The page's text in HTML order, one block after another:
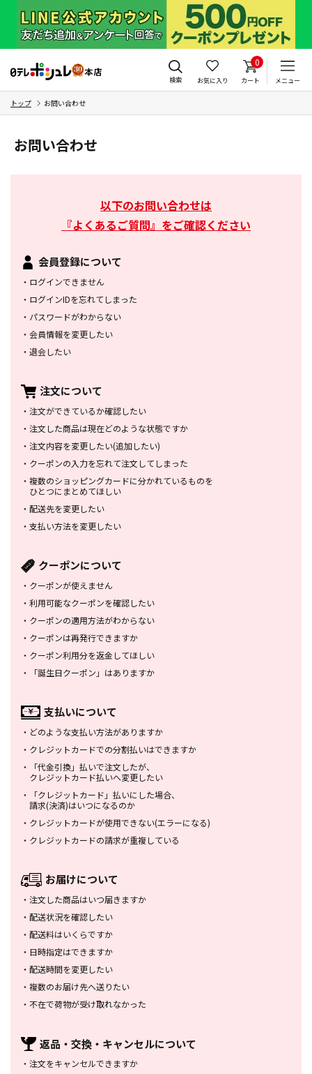
検索 お気に入り
0
カート メニュー
トップ お問い合わせ
お問い合わせ
以下のお問い合わせは
『よくあるご質問』をご確認ください
会員登録について
・ ログインできません
・ ログインIDを忘れてしまった
・ パスワードがわからない
・ 会員情報を変更したい
・ 退会したい
注文について
・ 注文ができているか確認したい
・ 注文した商品は現在どのような状態ですか
・ 注文内容を変更したい(追加したい)
・ クーポンの入力を忘れて注文してしまった
・ 複数のショッピングカードに分かれているものを
ひとつにまとめてほしい
・ 配送先を変更したい
・ 支払い方法を変更したい
クーポンについて
・ クーポンが使えません
・ 利用可能なクーポンを確認したい
・ クーポンの適用方法がわからない
・ クーポンは再発行できますか
・ クーポン利用分を返金してほしい
・
「誕生日クーポン」はありますか
支払いについて
・ どのような支払い方法がありますか
・ クレジットカードでの分割払いはできますか
・
「代金引換」払いで注文したが、
クレジットカード払いへ変更したい
・
「クレジットカード」払いにした場合、
請求(決済)はいつになるのか
・ クレジットカードが使用できない(エラーになる)
・ クレジットカードの請求が重複している
お届けについて
・ 注文した商品はいつ届きますか
・ 配送状況を確認したい
・ 配送料はいくらですか
・ 日時指定はできますか
・ 配送時間を変更したい
・ 複数のお届け先へ送りたい
・ 不在で荷物が受け取れなかった
返品・交換・ キャンセルについて
・ 注文をキャンセルできますか